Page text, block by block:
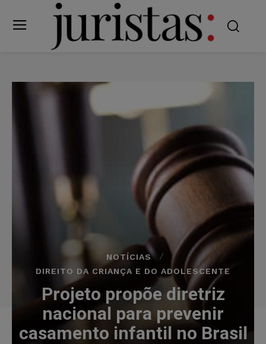
NOTÍCIAS
DIREITO DA CRIANÇA E DO ADOLESCENTE
Projeto propõe diretriz
nacional para prevenir
casamento infantil no Brasil